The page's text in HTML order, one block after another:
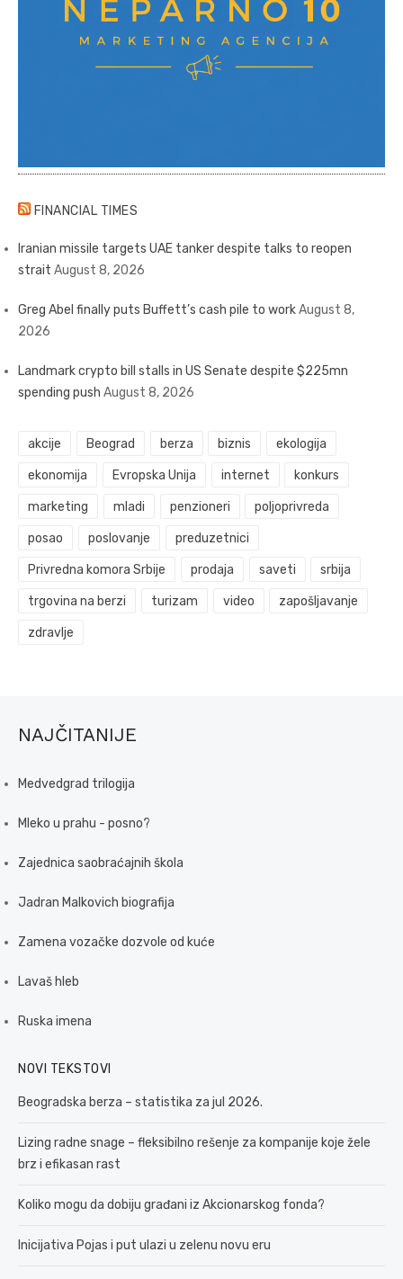
FINANCIAL TIMES
Iranian missile targets UAE tanker despite talks to reopen
strait August 8, 2026
Greg Abel finally puts Buffett’s cash pile to workAugust 8,
2026
Landmark crypto bill stalls in US Senate despite $225mn
spending push August 8, 2026
akcije Beograd berza biznis ekologija
ekonomija Evropska Unija internet konkurs
marketing mladi penzioneri poljoprivreda
posao poslovanje preduzetnici
Privredna komora Srbije prodaja saveti srbija
trgovina na berzi turizam video zapošljavanje
zdravlje
NAJČITANIJE
Medvedgrad trilogija
Mleko u prahu - posno?
Zajednica saobraćajnih škola
Jadran Malkovich biografija
Zamena vozačke dozvole od kuće
Lavaš hleb
Ruska imena
NOVI TEKSTOVI
Beogradska berza – statistika za jul 2026.
Lizing radne snage – fleksibilno rešenje za kompanije koje žele
brz i efikasan rast
Koliko mogu da dobiju građani iz Akcionarskog fonda?
Inicijativa Pojas i put ulazi u zelenu novu eru